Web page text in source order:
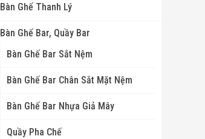
Bàn Ghế Thanh Lý
Bàn Ghế Bar, Quầy Bar
Bàn Ghế Bar Sắt Nệm
Bàn Ghế Bar Chân Sắt Mặt Nệm
Bàn Ghế Bar Nhựa Giả Mây
Quầy Pha Chế